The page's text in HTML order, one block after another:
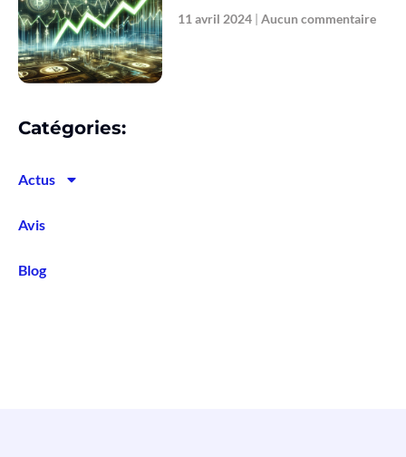
11 avril 2024 Aucun commentaire
Catégories:
Actus
Avis
Blog